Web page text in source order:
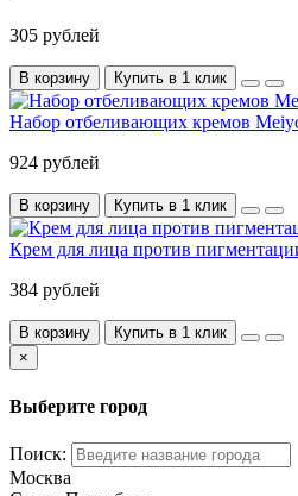
305 рублей
В корзину Купить в 1 клик
Набор отбеливающих кремов
924 рублей
В корзину Купить в 1 клик
Крем для лица против
384 рублей
В корзину
Купить в 1 клик
×
Выберите город
Поиск:
Москва